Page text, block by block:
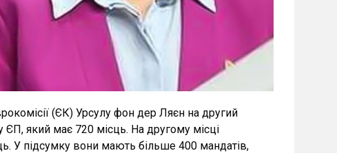
(ЄК) Урсулу фон дер Ляєн на другий
який має 720 місць. На другому місці
У підсумку вони мають більше 400 мандатів,